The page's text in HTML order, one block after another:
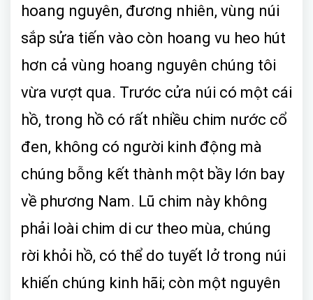
hoang nguyên, đương nhiên, vùng núi
sắp sửa tiến vào còn hoang vu heo hút
hơn cả vùng hoang nguyên chúng tôi
vừa vượt qua. Trước cửa núi có một cái
hồ, trong hồ có rất nhiều chim nước cổ
đen, không có người kinh động mà
chúng bỗng kết thành một bầy lớn bay
về phương Nam. Lũ chim này không
phải loài chim di cư theo mùa, chúng
rời khỏi hồ, có thể do tuyết lở trong núi
khiến chúng kinh hãi; còn một nguyên